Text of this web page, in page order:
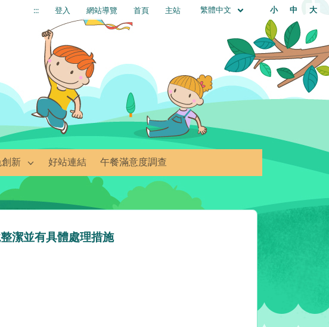
::: 登入 網站導覽 首頁 主站 繁體中文 小 中 大
新 好站連結 午餐滿意度調查
潔並有具體處理措施